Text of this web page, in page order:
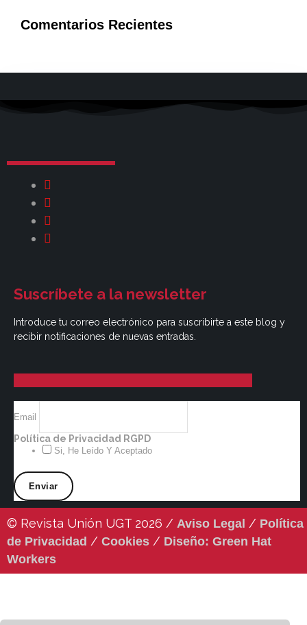
Comentarios Recientes
Suscríbete a la newsletter
Introduce tu correo electrónico para suscribirte a este blog y
recibir notificaciones de nuevas entradas.
Email
Política de Privacidad RGPD
Si, He Leído Y Aceptado
© Revista Unión UGT 2026 / Aviso Legal / Política
de Privacidad / Cookies / Diseño: Green Hat
Workers